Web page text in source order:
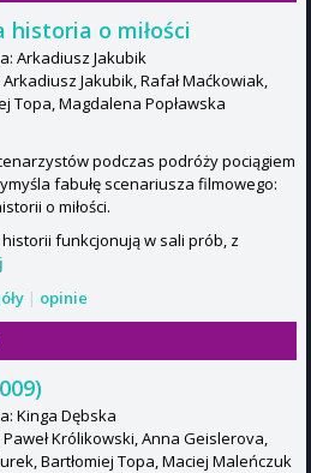
historia o miłości
Arkadiusz Jakubik
Jakubik, Rafał Maćkowiak,
Topa, Magdalena Popławska
podczas podróży pociągiem
fabułę scenariusza filmowego:
o miłości.
funkcjonują w sali prób, z
| opinie
Kinga Dębska
Królikowski, Anna Geislerova,
Bartłomiej Topa, Maciej Maleńczuk